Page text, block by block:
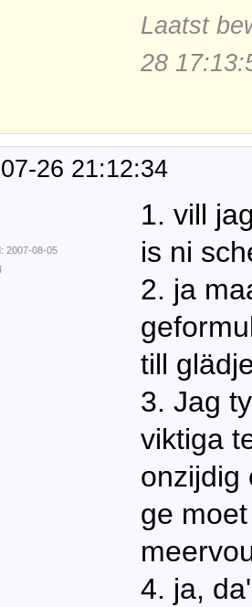
Laatst
28
26 21:12:34
2007-08-05
1. vill
is ni
2. ja
till
3. Jag
viktiga
onzijdig
ge
4. ja,